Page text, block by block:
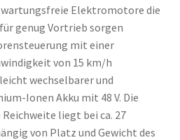
Elektromotore die
genug Vortrieb sorgen
mit einer
von 15 km/h
wechselbarer und
Ionen Akku mit 48 V. Die
liegt bei ca. 27
von Platz und Gewicht des